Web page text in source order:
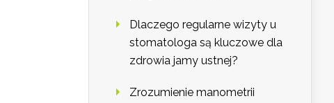
Dlaczego regularne wizyty u
stomatologa są kluczowe dla
zdrowia jamy ustnej?
Zrozumienie manometrii